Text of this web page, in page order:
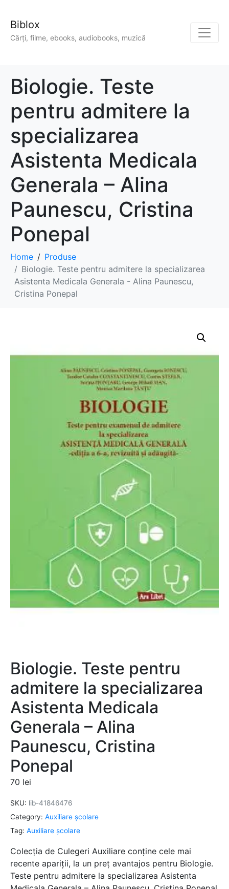
Biblox
Cărți, filme, ebooks, audiobooks, muzică
Biologie. Teste
pentru admitere la
specializarea
Asistenta Medicala
Generala – Alina
Paunescu, Cristina
Ponepal
Home
Produse
Biologie. Teste pentru admitere la specializarea
Asistenta Medicala Generala - Alina Paunescu,
Cristina Ponepal
Biologie. Teste pentru
admitere la specializarea
Asistenta Medicala
Generala – Alina
Paunescu, Cristina
Ponepal
70 lei
SKU: lib-41846476
Category: Auxiliare şcolare
Tag: Auxiliare şcolare
Colecția de Culegeri Auxiliare conține cele mai
recente apariții, la un preț avantajos pentru Biologie.
Teste pentru admitere la specializarea Asistenta